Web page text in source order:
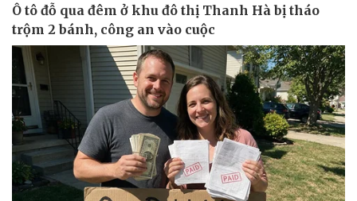
Tỷ giá
Chứng khoán
Giá cà phê